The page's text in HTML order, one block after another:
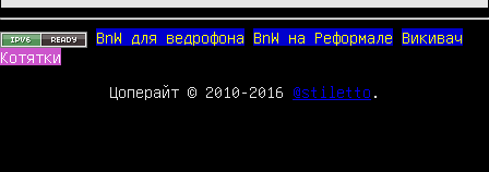
BnW для ведрофона BnW на Реформале
Викивач
Котятки
Цоперайт © 2010-2016 @stiletto